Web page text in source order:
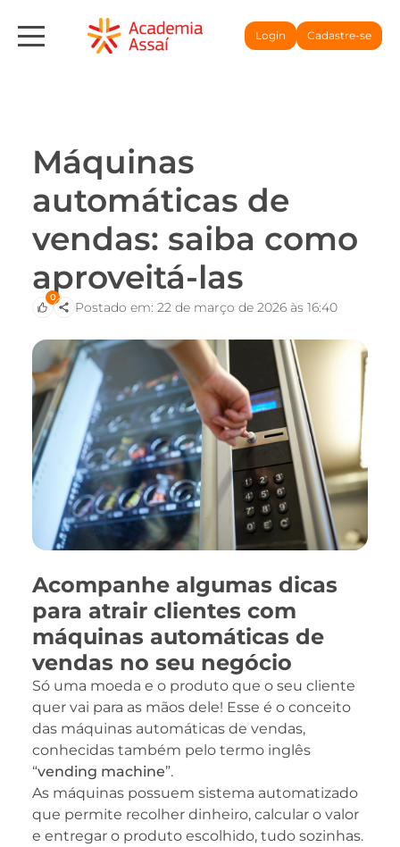
Login Cadastre-se
Máquinas
automáticas de
vendas: saiba como
aproveitá-las
0
Postado em: 22 de março de 2026 às 16:40
Acompanhe algumas dicas
para atrair clientes com
máquinas automáticas de
vendas no seu negócio
Só uma moeda e o produto que o seu cliente
quer vai para as mãos dele! Esse é o conceito
das máquinas automáticas de vendas,
conhecidas também pelo termo inglês
“vending machine”.
As máquinas possuem sistema automatizado
que permite recolher dinheiro, calcular o valor
e entregar o produto escolhido, tudo sozinhas.